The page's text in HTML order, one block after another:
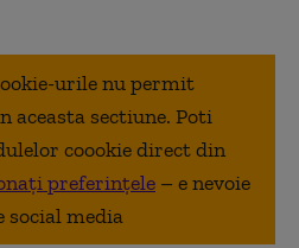
urile nu permit
aceasta sectiune. Poti
coookie direct din
preferințele – e nevoie
social media